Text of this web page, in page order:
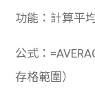
功能：計算平
公式：
存格範圍）